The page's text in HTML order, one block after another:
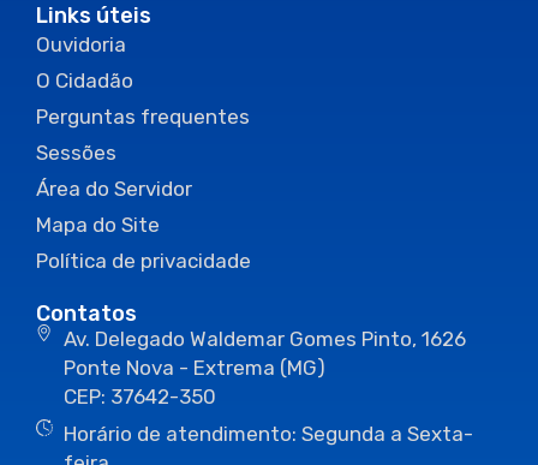
Links úteis
Ouvidoria
O Cidadão
Perguntas frequentes
Sessões
Área do Servidor
Mapa do Site
Política de privacidade
Contatos
Av. Delegado Waldemar Gomes Pinto, 1626
Ponte Nova - Extrema (MG)
CEP: 37642-350
Horário de atendimento: Segunda a Sexta-